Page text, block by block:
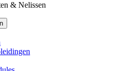
& Nelissen